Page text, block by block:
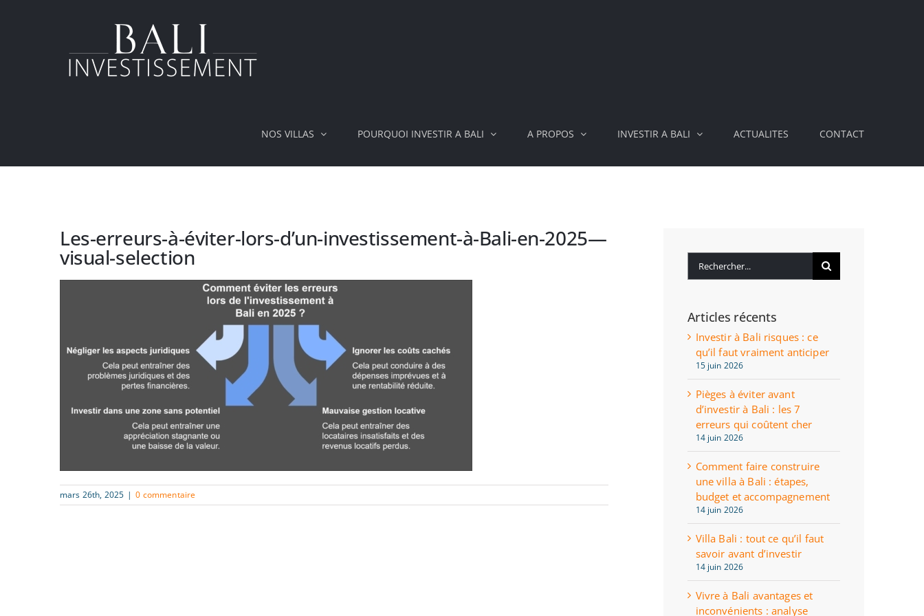
NOS VILLAS POURQUOI INVESTIR A BALI A PROPOS INVESTIR A BALI ACTUALITES CONTACT
Les-erreurs-à-éviter-lors-d’un-investissement-à-Bali-en-2025—
visual-selection
mars 26th, 2025 | 0 commentaire
Rechercher:
Articles récents
Investir à Bali risques : ce
qu’il faut vraiment anticiper
15 juin 2026
Pièges à éviter avant
d’investir à Bali : les 7
erreurs qui coûtent cher
14 juin 2026
Comment faire construire
une villa à Bali : étapes,
budget et accompagnement
14 juin 2026
Villa Bali : tout ce qu’il faut
savoir avant d’investir
14 juin 2026
Vivre à Bali avantages et
inconvénients : analyse